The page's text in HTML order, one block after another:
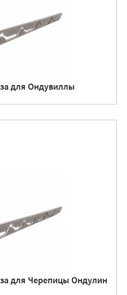
для Ондувиллы
для Черепицы Ондулин